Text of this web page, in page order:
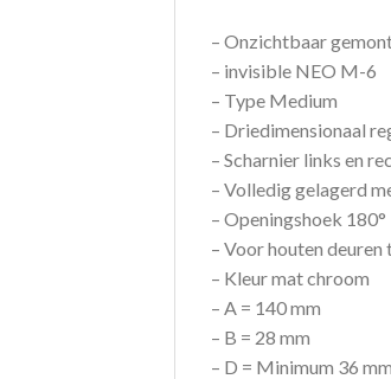
– Onzichtbaar
– invisible NEO M-6
– Type Medium
– Driedimensionaal
– Scharnier links en
– Volledig gelagerd
– Openingshoek 180°
– Voor houten
– Kleur mat chroom
– A = 140 mm
– B = 28 mm
– D = Minimum 36 mm